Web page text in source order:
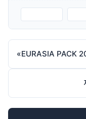
«EURASIA PACK